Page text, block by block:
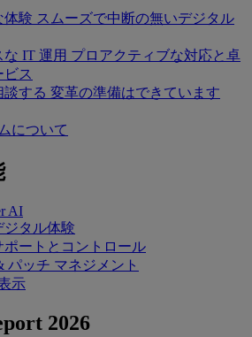
体験 スムーズで中断の無いデジタル
な IT 運用 プロアクティブな対応と卓
ス
談する 変革の準備はできています
について
AI
ジタル体験
ポートとコントロール
パッチ マネジメント
示
2026